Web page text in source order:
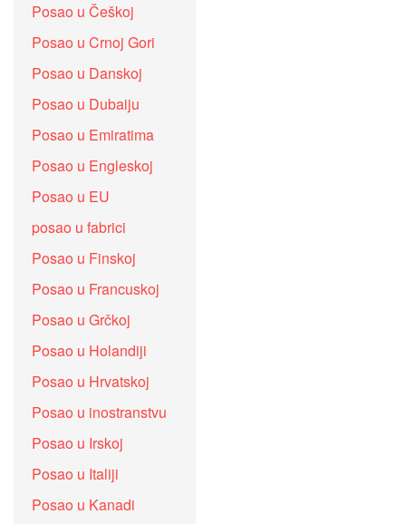
Posao u Češkoj
Posao u Crnoj Gori
Posao u Danskoj
Posao u Dubaiju
Posao u Emiratima
Posao u Engleskoj
Posao u EU
posao u fabrici
Posao u Finskoj
Posao u Francuskoj
Posao u Grčkoj
Posao u Holandiji
Posao u Hrvatskoj
Posao u inostranstvu
Posao u Irskoj
Posao u Italiji
Posao u Kanadi